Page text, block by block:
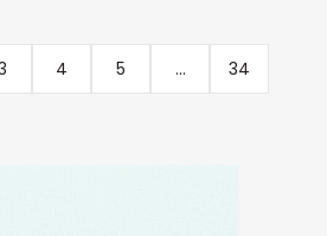
4 5 ... 34